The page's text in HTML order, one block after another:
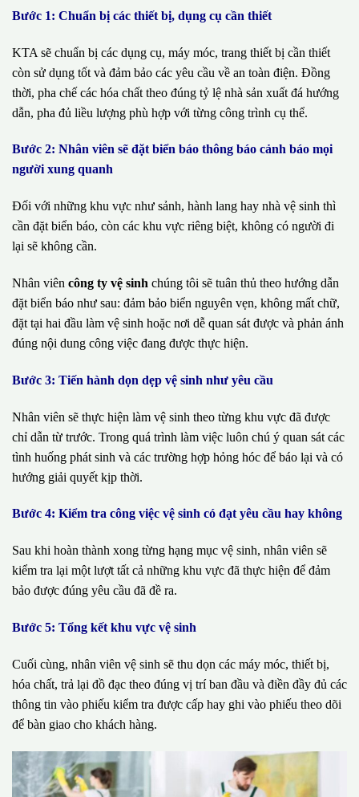
Bước 1: Chuẩn bị các thiết bị, dụng cụ cần thiết
KTA sẽ chuẩn bị các dụng cụ, máy móc, trang thiết bị cần thiết
còn sử dụng tốt và đảm bảo các yêu cầu về an toàn điện. Đồng
thời, pha chế các hóa chất theo đúng tỷ lệ nhà sản xuất đá hướng
dẫn, pha đủ liều lượng phù hợp với từng công trình cụ thể.
Bước 2: Nhân viên sẽ đặt biển báo thông báo cảnh báo mọi
người xung quanh
Đối với những khu vực như sảnh, hành lang hay nhà vệ sinh thì
cần đặt biển báo, còn các khu vực riêng biệt, không có người đi
lại sẽ không cần.
Nhân viên công ty vệ sinh chúng tôi sẽ tuân thủ theo hướng dẫn
đặt biển báo như sau: đảm bảo biển nguyên vẹn, không mất chữ,
đặt tại hai đầu làm vệ sinh hoặc nơi dễ quan sát được và phản ánh
đúng nội dung công việc đang được thực hiện.
Bước 3: Tiến hành dọn dẹp vệ sinh như yêu cầu
Nhân viên sẽ thực hiện làm vệ sinh theo từng khu vực đã được
chỉ dẫn từ trước. Trong quá trình làm việc luôn chú ý quan sát các
tình huống phát sinh và các trường hợp hỏng hóc để báo lại và có
hướng giải quyết kịp thời.
Bước 4: Kiểm tra công việc vệ sinh có đạt yêu cầu hay không
Sau khi hoàn thành xong từng hạng mục vệ sinh, nhân viên sẽ
kiểm tra lại một lượt tất cả những khu vực đã thực hiện để đảm
bảo được đúng yêu cầu đã đề ra.
Bước 5: Tổng kết khu vực vệ sinh
Cuối cùng, nhân viên vệ sinh sẽ thu dọn các máy móc, thiết bị,
hóa chất, trả lại đồ đạc theo đúng vị trí ban đầu và điền đầy đủ các
thông tin vào phiếu kiểm tra được cấp hay ghi vào phiếu theo dõi
để bàn giao cho khách hàng.